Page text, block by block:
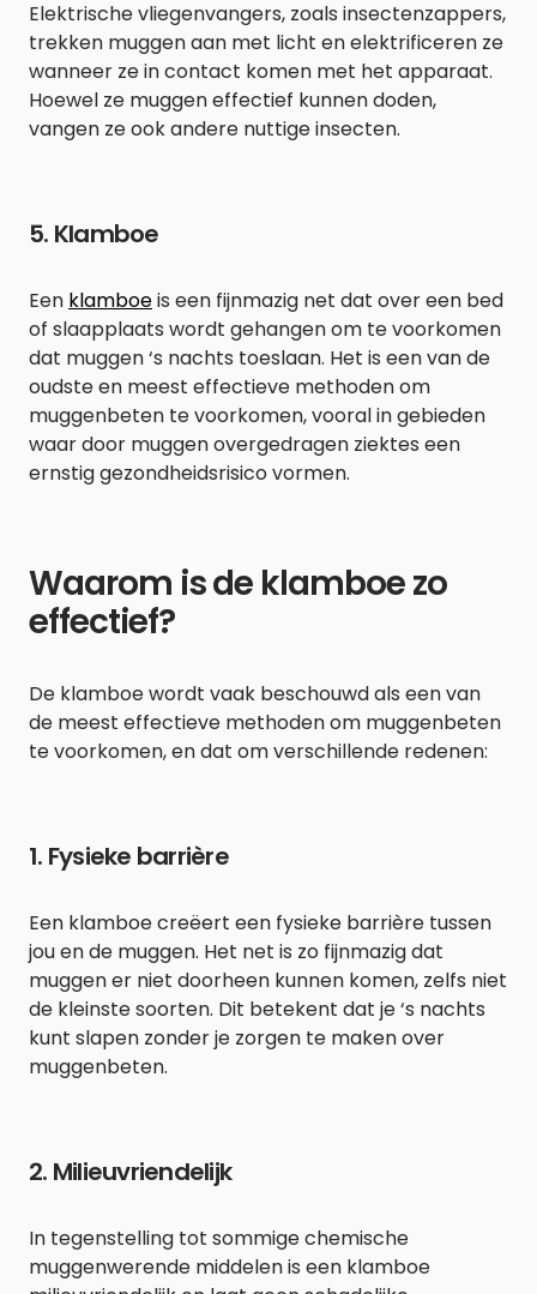
Elektrische vliegenvangers, zoals insectenzappers,
trekken muggen aan met licht en elektrificeren ze
wanneer ze in contact komen met het apparaat.
Hoewel ze muggen effectief kunnen doden,
vangen ze ook andere nuttige insecten.
5. Klamboe
Een klamboeis een fijnmazig net dat over een bed
of slaapplaats wordt gehangen om te voorkomen
dat muggen ‘s nachts toeslaan. Het is een van de
oudste en meest effectieve methoden om
muggenbeten te voorkomen, vooral in gebieden
waar door muggen overgedragen ziektes een
ernstig gezondheidsrisico vormen.
Waarom is de klamboe zo
effectief?
De klamboe wordt vaak beschouwd als een van
de meest effectieve methoden om muggenbeten
te voorkomen, en dat om verschillende redenen:
1. Fysieke barrière
Een klamboe creëert een fysieke barrière tussen
jou en de muggen. Het net is zo fijnmazig dat
muggen er niet doorheen kunnen komen, zelfs niet
de kleinste soorten. Dit betekent dat je ‘s nachts
kunt slapen zonder je zorgen te maken over
muggenbeten.
2. Milieuvriendelijk
In tegenstelling tot sommige chemische
muggenwerende middelen is een klamboe